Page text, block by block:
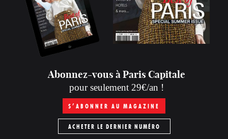
Abonnez-vous à Paris Capitale
pour seulement 29€/an !
S’ABONNER AU MAGAZINE
ACHETER LE DERNIER NUMÉRO